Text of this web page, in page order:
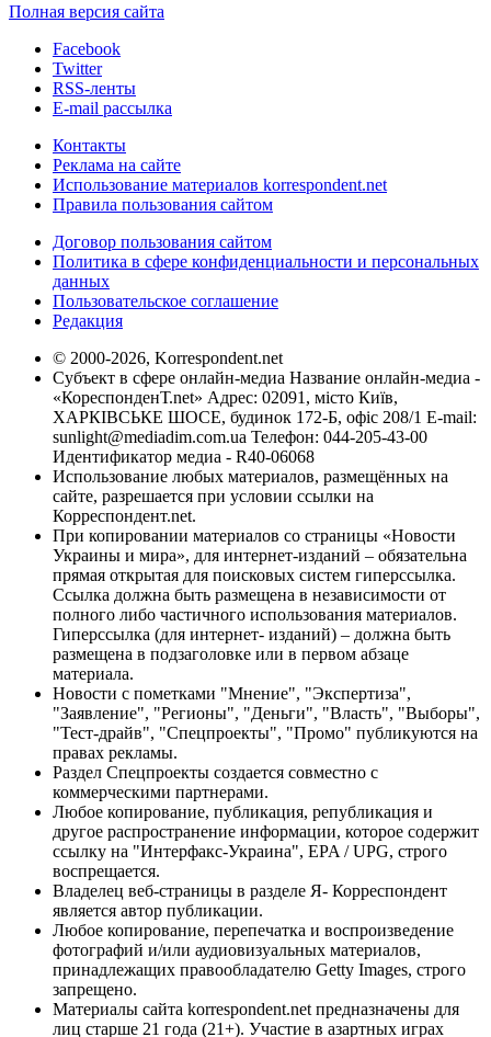
Полная версия сайта
Facebook
Twitter
RSS-ленты
E-mail рассылка
Контакты
Реклама на сайте
Использование материалов korrespondent.net
Правила пользования сайтом
Договор пользования сайтом
Политика в сфере конфиденциальности и персональных
данных
Пользовательское соглашение
Редакция
© 2000-2026, Korrespondent.net
Субъект в сфере онлайн-медиа Название онлайн-медиа -
«КореспонденТ.net» Адрес: 02091, місто Київ,
ХАРКІВСЬКЕ ШОСЕ, будинок 172-Б, офіс 208/1 E-mail:
sunlight@mediadim.com.ua Телефон: 044-205-43-00
Идентификатор медиа - R40-06068
Использование любых материалов, размещённых на
сайте, разрешается при условии ссылки на
Корреспондент.net.
При копировании материалов со страницы «Новости
Украины и мира», для интернет-изданий – обязательна
прямая открытая для поисковых систем гиперссылка.
Ссылка должна быть размещена в независимости от
полного либо частичного использования материалов.
Гиперссылка (для интернет- изданий) – должна быть
размещена в подзаголовке или в первом абзаце
материала.
Новости с пометками "Мнение", "Экспертиза",
"Заявление", "Регионы", "Деньги", "Власть", "Выборы",
"Тест-драйв", "Спецпроекты", "Промо" публикуются на
правах рекламы.
Раздел Спецпроекты создается совместно с
коммерческими партнерами.
Любое копирование, публикация, републикация и
другое распространение информации, которое содержит
ссылку на "Интерфакс-Украина", EPA / UPG, строго
воспрещается.
Владелец веб-страницы в разделе Я- Корреспондент
является автор публикации.
Любое копирование, перепечатка и воспроизведение
фотографий и/или аудиовизуальных материалов,
принадлежащих правообладателю Getty Images, строго
запрещено.
Материалы сайта korrespondent.net предназначены для
лиц старше 21 года (21+). Участие в азартных играх